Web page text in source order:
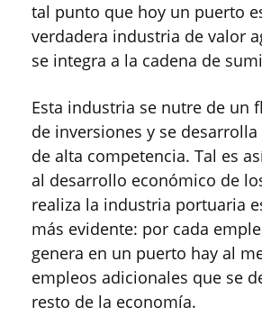
tal punto que hoy un puerto
verdadera industria de valor
se integra a la cadena de
Esta industria se nutre de un
de inversiones y se
de alta competencia. Tal es
al desarrollo económico de
realiza la industria portuaria
más evidente: por cada
genera en un puerto hay al
empleos adicionales que se
resto de la economía.